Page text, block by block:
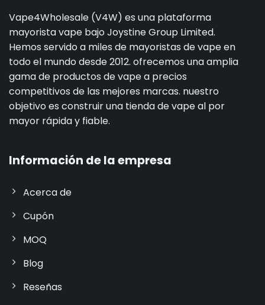
Vape4Wholesale (V4W) es una plataforma
mayorista vape bajo Joystine Group Limited.
Hemos servido a miles de mayoristas de vape en
todo el mundo desde 2012. ofrecemos una amplia
gama de productos de vape a precios
competitivos de las mejores marcas. nuestro
objetivo es construir una tienda de vape al por
mayor rápida y fiable.
Información de la empresa
Acerca de
Cupón
MOQ
Blog
Reseñas